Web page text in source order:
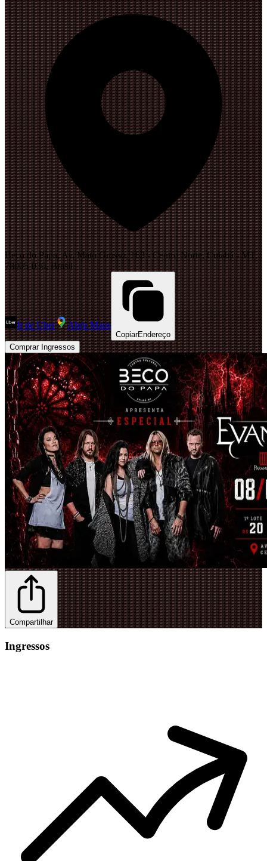
Beco do Papa, Av. Mato Grosso, 163 - Centro Norte, Cuiabá - MT,
78005-030, Brasil
Ir de Uber Abrir Maps
CopiarEndereço
Comprar Ingressos
Compartilhar
Ingressos